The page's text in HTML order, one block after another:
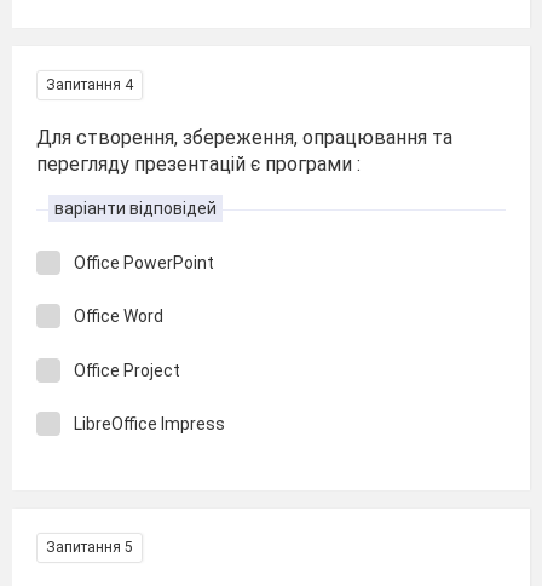
Запитання 4
Для створення, збереження, опрацювання та
перегляду презентацій є програми :
варіанти відповідей
Office PowerPoint
Office Word
Office Project
LibreOffice Impress
Запитання 5